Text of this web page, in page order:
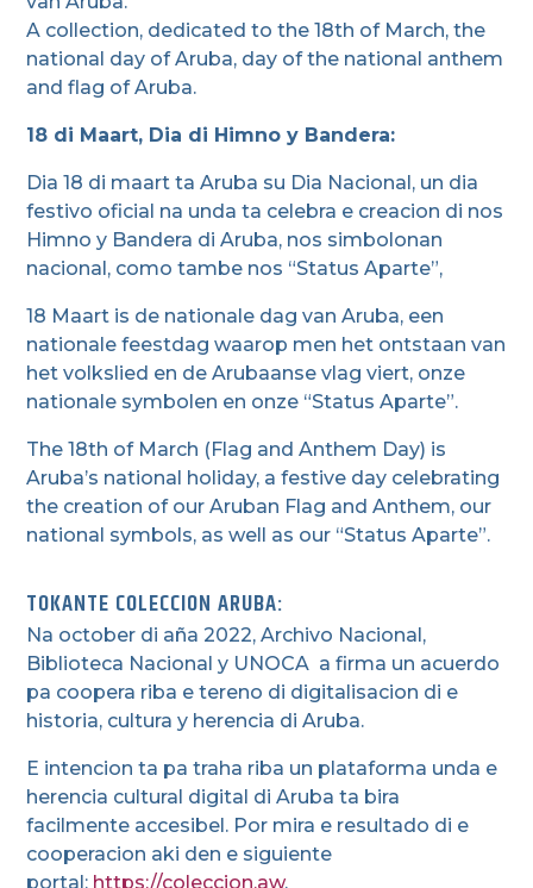
A collection, dedicated to the 18th of March, the
national day of Aruba, day of the national anthem
and flag of Aruba.
18 di Maart, Dia di Himno y Bandera:
Dia 18 di maart ta Aruba su Dia Nacional, un dia
festivo oficial na unda ta celebra e creacion di nos
Himno y Bandera di Aruba, nos simbolonan
nacional, como tambe nos “Status Aparte”,
18 Maart is de nationale dag van Aruba, een
nationale feestdag waarop men het ontstaan van
het volkslied en de Arubaanse vlag viert, onze
nationale symbolen en onze “Status Aparte”.
The 18th of March (Flag and Anthem Day) is
Aruba’s national holiday, a festive day celebrating
the creation of our Aruban Flag and Anthem, our
national symbols, as well as our “Status Aparte”.
TOKANTE COLECCION ARUBA:
Na october di aña 2022, Archivo Nacional,
Biblioteca Nacional y UNOCA a firma un acuerdo
pa coopera riba e tereno di digitalisacion di e
historia, cultura y herencia di Aruba.
E intencion ta pa traha riba un plataforma unda e
herencia cultural digital di Aruba ta bira
facilmente accesibel. Por mira e resultado di e
cooperacion aki den e siguiente
portal: https://coleccion.aw.